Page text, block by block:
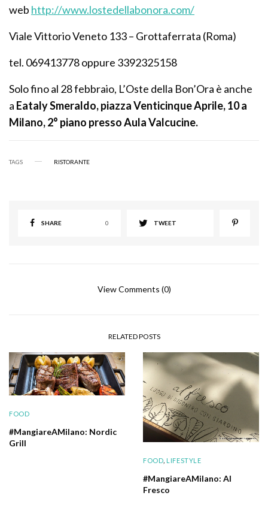
web http://www.lostedellabonora.com/
Viale Vittorio Veneto 133 – Grottaferrata (Roma)
tel. 069413778 oppure 3392325158
Solo fino al 28 febbraio, L’Oste della Bon’Ora è anche
a Eataly Smeraldo,piazza Venticinque Aprile, 10 a
Milano, 2° piano presso Aula Valcucine.
TAGS RISTORANTE
SHARE 0 TWEET
View Comments (0)
RELATED POSTS
FOOD
#MangiareAMilano: Nordic
Grill
FOOD, LIFESTYLE
#MangiareAMilano: Al
Fresco